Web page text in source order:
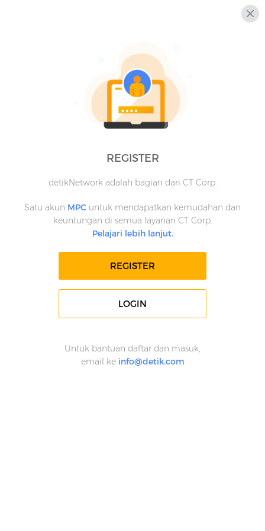
REGISTER
detikNetwork adalah bagian dari CT Corp.
Satu akun MPC untuk mendapatkan kemudahan dan
keuntungan di semua layanan CT Corp.
Pelajari lebih lanjut.
REGISTER
LOGIN
Untuk bantuan daftar dan masuk,
email ke info@detik.com